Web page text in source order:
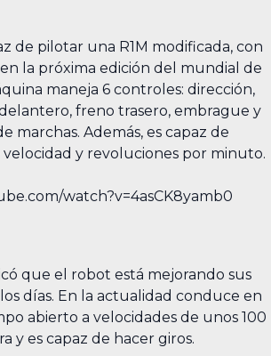
de pilotar una R1M modificada, con
la próxima edición del mundial de
maneja 6 controles: dirección,
freno trasero, embrague y
marchas. Además, es capaz de
velocidad y revoluciones por minuto.
watch?v=4asCK8yamb0
que el robot está mejorando sus
días. En la actualidad conduce en
abierto a velocidades de unos 100
y es capaz de hacer giros.